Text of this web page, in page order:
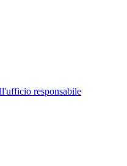
responsabile